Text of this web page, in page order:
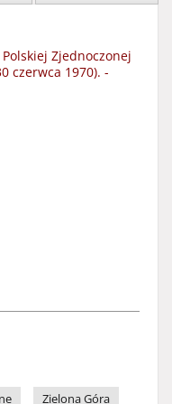
Zjednoczonej
czerwca 1970). -
Zielona Góra